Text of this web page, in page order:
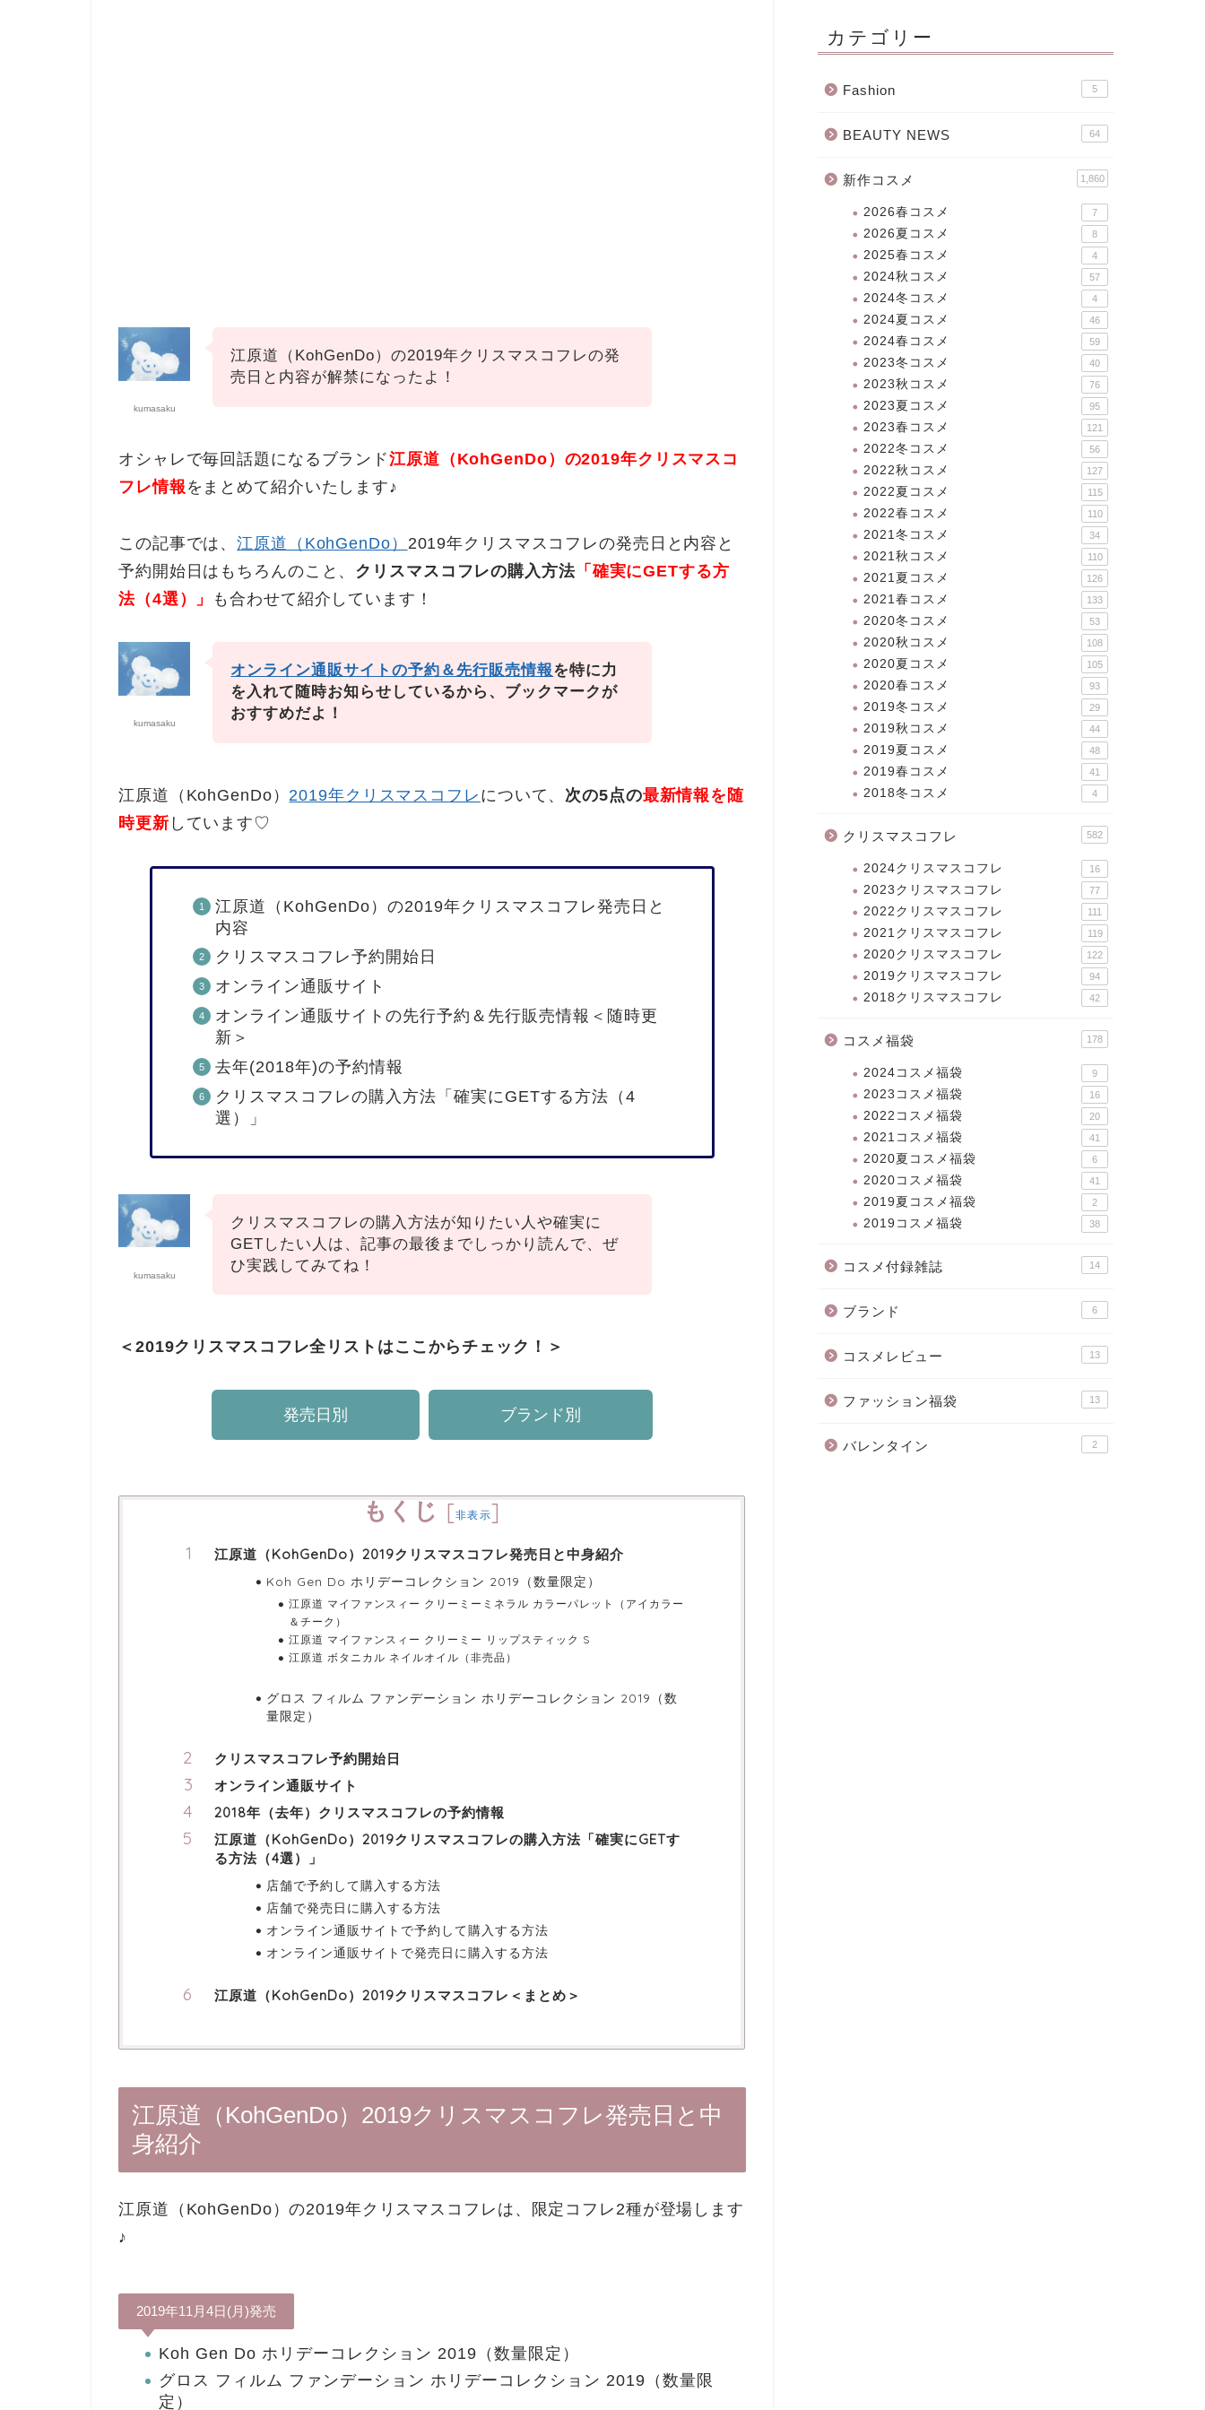
kumasaku
江原道（KohGenDo）の2019年クリスマスコフレの発
売日と内容が解禁になったよ！
オシャレで毎回話題になるブランド江原道（KohGenDo）の2019年クリスマスコ
フレ情報 をまとめて紹介いたします♪
この記事では、江原道（KohGenDo） 2019年クリスマスコフレの発売日と内容と
予約開始日はもちろんのこと、 クリスマスコフレの購入方法「確実にGETする方
法（4選）」
も合わせて紹介しています！
kumasaku
オンライン通販サイトの予約＆先行販売情報を特に力
を入れて随時お知らせしているから、ブックマークが
おすすめだよ！
江原道（KohGenDo） 2019年クリスマスコフレ について、 次の5点の最新情報を随
時更新 しています♡
江原道（KohGenDo）の2019年クリスマスコフレ発売日と
内容
クリスマスコフレ予約開始日
オンライン通販サイト
オンライン通販サイトの先行予約＆先行販売情報＜随時更
新＞
去年(2018年)の予約情報
クリスマスコフレの購入方法「確実にGETする方法（4
選）」
kumasaku
クリスマスコフレの購入方法が知りたい人や確実に
GETしたい人は、記事の最後までしっかり読んで、ぜ
ひ実践してみてね！
＜2019クリスマスコフレ全リストはここからチェック！＞
発売日別 ブランド別
もくじ [非表示]
江原道（KohGenDo）2019クリスマスコフレ発売日と中身紹介
Koh Gen Do ホリデーコレクション 2019（数量限定）
江原道 マイファンスィー クリーミーミネラル カラーパレット（アイカラー
＆チーク）
江原道 マイファンスィー クリーミー リップスティック S
江原道 ボタニカル ネイルオイル（非売品）
グロス フィルム ファンデーション ホリデーコレクション 2019（数
量限定）
クリスマスコフレ予約開始日
オンライン通販サイト
2018年（去年）クリスマスコフレの予約情報
江原道（KohGenDo）2019クリスマスコフレの購入方法「確実にGETす
る方法（4選）」
店舗で予約して購入する方法
店舗で発売日に購入する方法
オンライン通販サイトで予約して購入する方法
オンライン通販サイトで発売日に購入する方法
江原道（KohGenDo）2019クリスマスコフレ＜まとめ＞
江原道（KohGenDo）2019クリスマスコフレ発売日と中
身紹介
江原道（KohGenDo）の2019年クリスマスコフレは、限定コフレ2種が登場します
♪
2019年11月4日(月)発売
Koh Gen Do ホリデーコレクション 2019（数量限定）
グロス フィルム ファンデーション ホリデーコレクション 2019（数量限
定）
カテゴリー
Fashion 5
BEAUTY NEWS 64
新作コスメ 1,860
2026春コスメ 7
2026夏コスメ 8
2025春コスメ 4
2024秋コスメ 57
2024冬コスメ 4
2024夏コスメ 46
2024春コスメ 59
2023冬コスメ 40
2023秋コスメ 76
2023夏コスメ 95
2023春コスメ 121
2022冬コスメ 56
2022秋コスメ 127
2022夏コスメ 115
2022春コスメ 110
2021冬コスメ 34
2021秋コスメ 110
2021夏コスメ 126
2021春コスメ 133
2020冬コスメ 53
2020秋コスメ 108
2020夏コスメ 105
2020春コスメ 93
2019冬コスメ 29
2019秋コスメ 44
2019夏コスメ 48
2019春コスメ 41
2018冬コスメ 4
クリスマスコフレ 582
2024クリスマスコフレ 16
2023クリスマスコフレ 77
2022クリスマスコフレ 111
2021クリスマスコフレ 119
2020クリスマスコフレ 122
2019クリスマスコフレ 94
2018クリスマスコフレ 42
コスメ福袋 178
2024コスメ福袋 9
2023コスメ福袋 16
2022コスメ福袋 20
2021コスメ福袋 41
2020夏コスメ福袋 6
2020コスメ福袋 41
2019夏コスメ福袋 2
2019コスメ福袋 38
コスメ付録雑誌 14
ブランド 6
コスメレビュー 13
ファッション福袋 13
バレンタイン 2